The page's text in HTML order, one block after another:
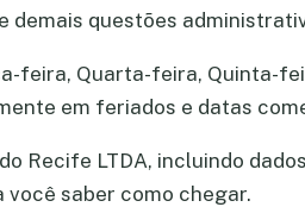
demais questões
feira, Quarta-feira, Quinta-
em feriados e datas
Recife LTDA, incluindo
saber como chegar.